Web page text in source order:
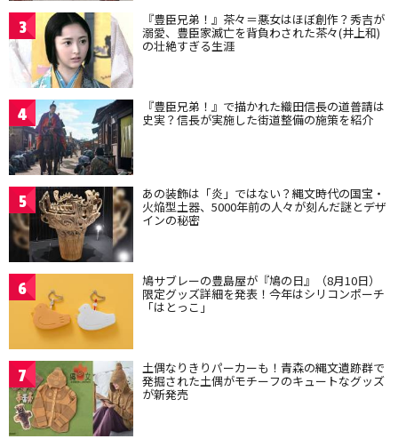
3 『豊臣兄弟！』茶々＝悪女はほぼ創作？秀吉が
溺愛、豊臣家滅亡を背負わされた茶々(井上和)
の壮絶すぎる生涯
4 『豊臣兄弟！』で描かれた織田信長の道普請は
史実？信長が実施した街道整備の施策を紹介
5 あの装飾は「炎」ではない？縄文時代の国宝・
火焔型土器、5000年前の人々が刻んだ謎とデザ
インの秘密
6 鳩サブレーの豊島屋が『鳩の日』（8月10日）
限定グッズ詳細を発表！今年はシリコンポーチ
「はとっこ」
7 土偶なりきりパーカーも！青森の縄文遺跡群で
発掘された土偶がモチーフのキュートなグッズ
が新発売